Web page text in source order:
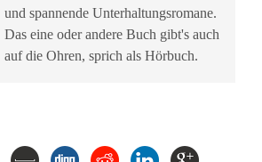
und spannende Unterhaltungsromane.
Das eine oder andere Buch gibt's auch
auf die Ohren, sprich als Hörbuch.